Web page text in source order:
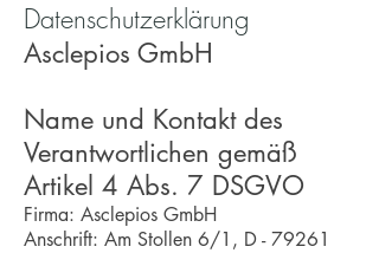
Datenschutzerklärung
Asclepios GmbH
Name und Kontakt des
Verantwortlichen gemäß
Artikel 4 Abs. 7 DSGVO
Firma: Asclepios GmbH
Anschrift: Am Stollen 6/1, D - 79261